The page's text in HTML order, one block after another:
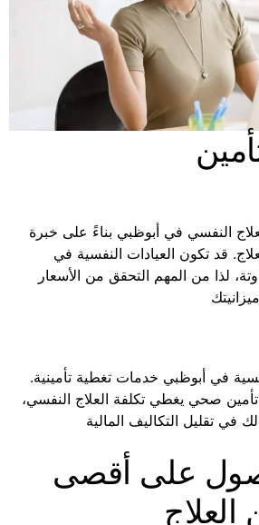
النفسي في أبوظبي بناءً على خبرة
قد تكون العيادات النفسية في
لذا من المهم التحقق من الأسعار
في أبوظبي خدمات تغطية تأمينية.
صحي يغطي تكلفة العلاج النفسي،
على أقصى